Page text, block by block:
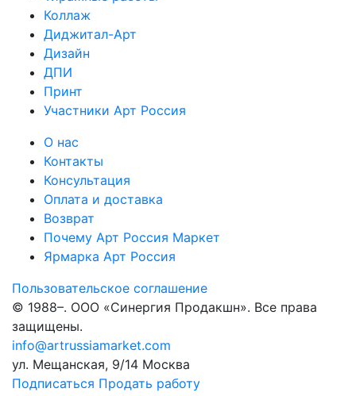
Коллаж
Диджитал-Арт
Дизайн
ДПИ
Принт
Участники Арт Россия
О нас
Контакты
Консультация
Оплата и доставка
Возврат
Почему Арт Россия Маркет
Ярмарка Арт Россия
Пользовательское соглашение
© 1988–. ООО «Синергия Продакшн». Все права
защищены.
info@artrussiamarket.com
ул. Мещанская, 9/14 Москва
Подписаться Продать работу